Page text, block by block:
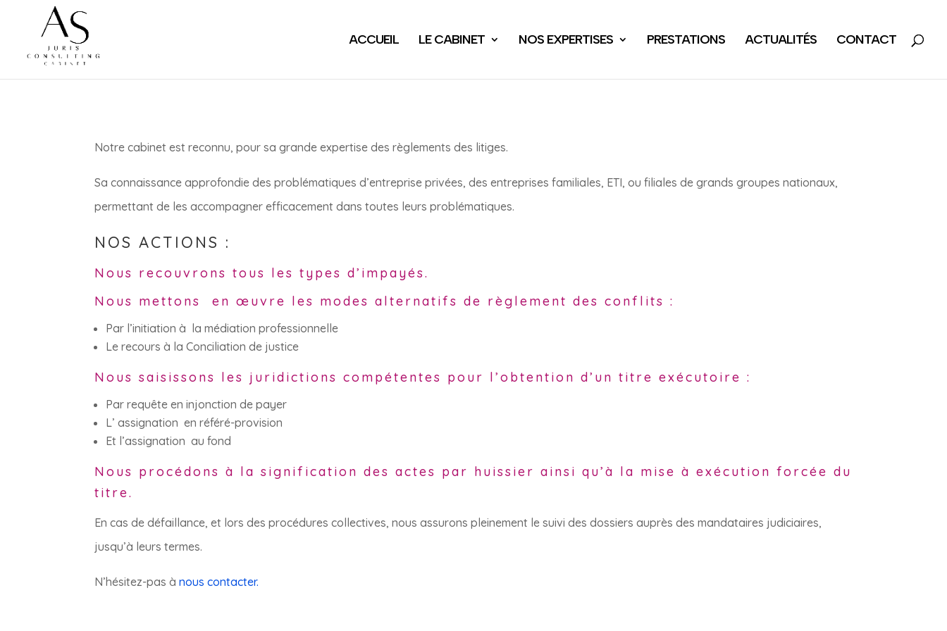
ACCUEIL LE CABINET NOS EXPERTISES PRESTATIONS ACTUALITÉS CONTACT
Notre cabinet est reconnu, pour sa grande expertise des règlements des litiges.
Sa connaissance approfondie des problématiques d’entreprise privées, des entreprises familiales, ETI, ou filiales de grands groupes nationaux,
permettant de les accompagner efficacement dans toutes leurs problématiques.
NOS ACTIONS :
Nous recouvrons tous les types d’impayés.
Nous mettons en œuvre les modes alternatifs de règlement des conflits :
Par l’initiation à la médiation professionnelle
Le recours à la Conciliation de justice
Nous saisissons les juridictions compétentes pour l’obtention d’un titre exécutoire :
Par requête en injonction de payer
L’ assignation en référé-provision
Et l’assignation au fond
Nous procédons à la signification des actes par huissier ainsi qu’à la mise à exécution forcée du
titre.
En cas de défaillance, et lors des procédures collectives, nous assurons pleinement le suivi des dossiers auprès des mandataires judiciaires,
jusqu’à leurs termes.
N’hésitez-pas ànous contacter.